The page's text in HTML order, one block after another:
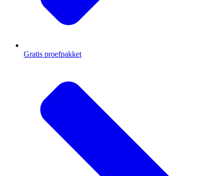
Gratis proefpakket